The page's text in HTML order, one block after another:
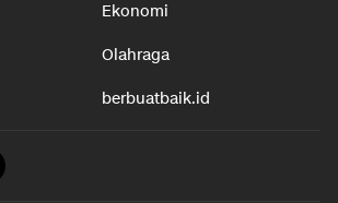
Ekonomi
Olahraga
berbuatbaik.id